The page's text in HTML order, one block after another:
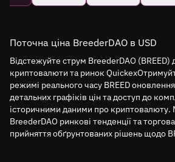
Поточна ціна BreederDAO в USD
Відстежуйте струм BreederDAO (BREED)
криптовалюти та ринок
режимі реального часу BREED
детальних графіків цін та доступ до
історичними даними про криптовалюту.
BreederDAO ринкові тенденції та
прийняття обґрунтованих рішень щодо